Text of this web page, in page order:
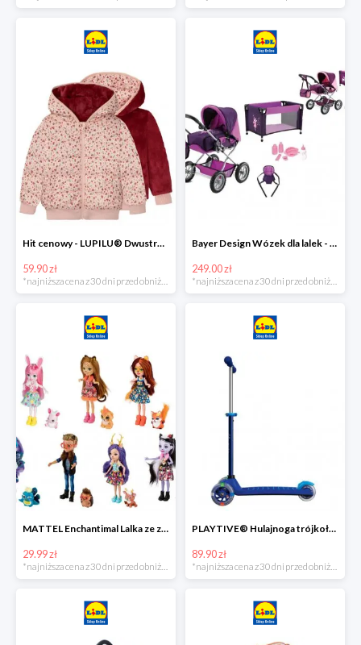
Hit cenowy - LUPILU® Dwustronna kurtka pikowana dziewczęca
59.90 zł
*najniższa cena z 30 dni przed obniżką
Bayer Design Wózek dla lalek - megazestaw
249.00 zł
*najniższa cena z 30 dni przed obniżką
MATTEL Enchantimal Lalka ze zwierzątkiem
29.99 zł
*najniższa cena z 30 dni przed obniżką
PLAYTIVE® Hulajnoga trójkołowa Tri Scooter z diodami LED
89.90 zł
*najniższa cena z 30 dni przed obniżką